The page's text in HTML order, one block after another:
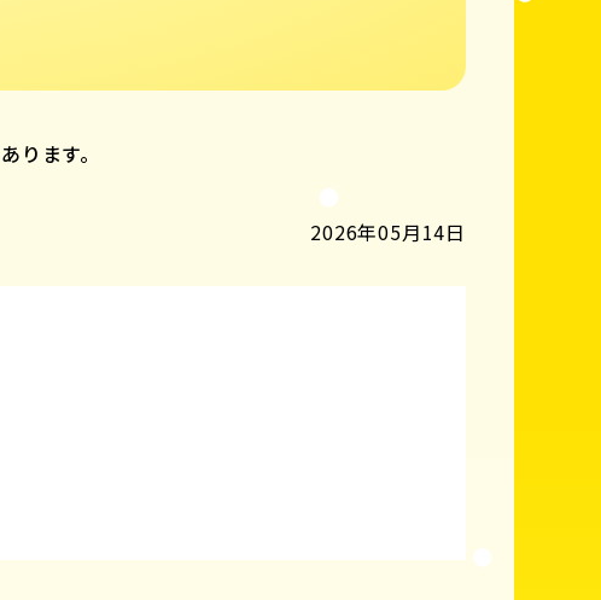
ます。
2026年05月14日